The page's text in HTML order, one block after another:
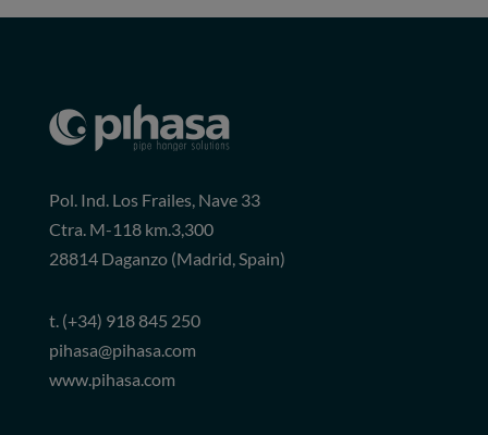
Pol. Ind. Los Frailes, Nave 33
Ctra. M-118 km.3,300
28814 Daganzo (Madrid, Spain)
t. (+34) 918 845 250
pihasa@pihasa.com
www.pihasa.com